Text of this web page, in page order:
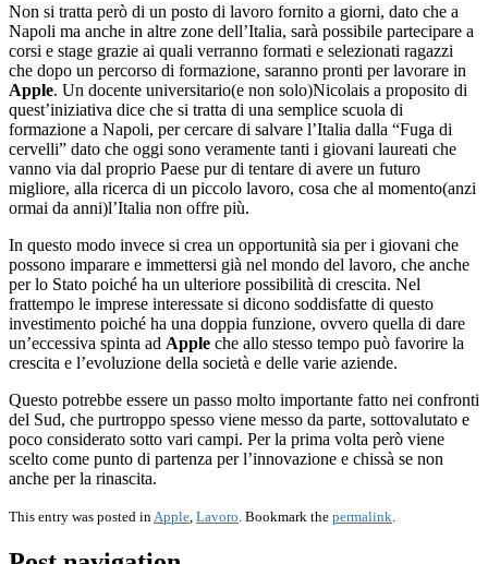
Non si tratta però di un posto di lavoro fornito a giorni, dato che a
Napoli ma anche in altre zone dell’Italia, sarà possibile partecipare a
corsi e stage grazie ai quali verranno formati e selezionati ragazzi
che dopo un percorso di formazione, saranno pronti per lavorare in
Apple. Un docente universitario(e non solo)Nicolais a proposito di
quest’iniziativa dice che si tratta di una semplice scuola di
formazione a Napoli, per cercare di salvare l’Italia dalla “Fuga di
cervelli” dato che oggi sono veramente tanti i giovani laureati che
vanno via dal proprio Paese pur di tentare di avere un futuro
migliore, alla ricerca di un piccolo lavoro, cosa che al momento(anzi
ormai da anni)l’Italia non offre più.
In questo modo invece si crea un opportunità sia per i giovani che
possono imparare e immettersi già nel mondo del lavoro, che anche
per lo Stato poiché ha un ulteriore possibilità di crescita. Nel
frattempo le imprese interessate si dicono soddisfatte di questo
investimento poiché ha una doppia funzione, ovvero quella di dare
un’eccessiva spinta ad Apple che allo stesso tempo può favorire la
crescita e l’evoluzione della società e delle varie aziende.
Questo potrebbe essere un passo molto importante fatto nei confronti
del Sud, che purtroppo spesso viene messo da parte, sottovalutato e
poco considerato sotto vari campi. Per la prima volta però viene
scelto come punto di partenza per l’innovazione e chissà se non
anche per la rinascita.
This entry was posted in Apple Lavoro . Bookmark the permalink